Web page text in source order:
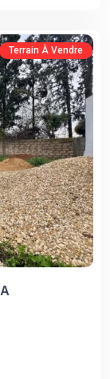
Terrain À Vendre